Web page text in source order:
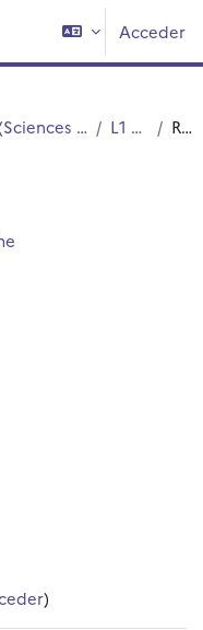
Acceder
Portail MPCSI (Sciences Exactes et Sciences pour l'Ingénieur) L1 MPCSI - S2 Resumen
)